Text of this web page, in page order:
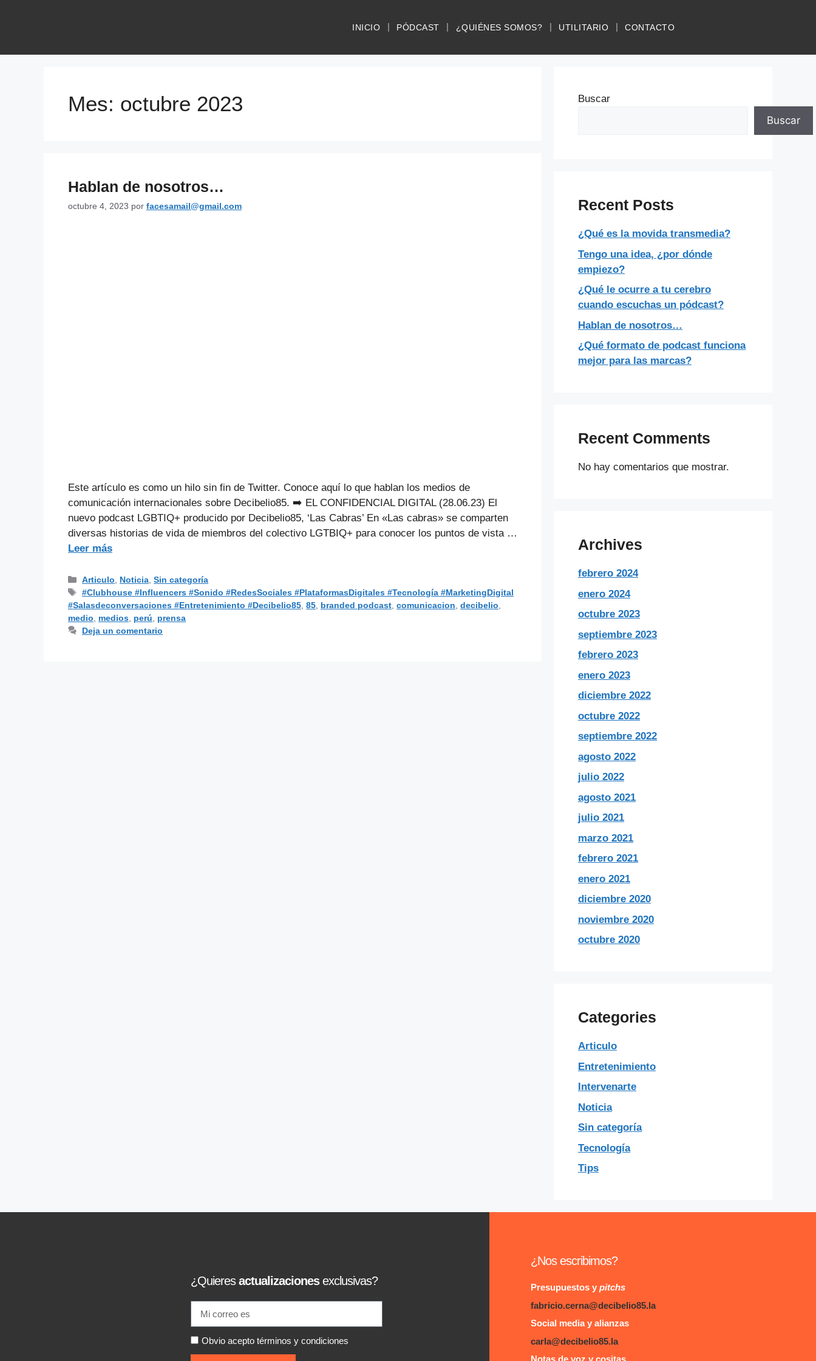
INICIO PÓDCAST ¿QUIÉNES SOMOS? UTILITARIO CONTACTO
Mes: octubre 2023
Hablan de nosotros…
octubre 4, 2023 por facesamail@gmail.com
Este artículo es como un hilo sin fin de Twitter. Conoce aquí lo que hablan los medios de
comunicación internacionales sobre Decibelio85. ➡️ EL CONFIDENCIAL DIGITAL (28.06.23) El
nuevo podcast LGBTIQ+ producido por Decibelio85, ‘Las Cabras’ En «Las cabras» se comparten
diversas historias de vida de miembros del colectivo LGTBIQ+ para conocer los puntos de vista …
Leer más
Articulo Noticia ,Sin categoría
#Clubhouse #Influencers #Sonido #RedesSociales #PlataformasDigitales #Tecnología #MarketingDigital
#Salasdeconversaciones #Entretenimiento #Decibelio85 85 branded podcast comunicacion decibelio
medio
medios perú
prensa
Deja un comentario
Buscar
Buscar
Recent Posts
¿Qué es la movida transmedia?
Tengo una idea, ¿por dónde
empiezo?
¿Qué le ocurre a tu cerebro
cuando escuchas un pódcast?
Hablan de nosotros…
¿Qué formato de podcast funciona
mejor para las marcas?
Recent Comments
No hay comentarios que mostrar.
Archives
febrero 2024
enero 2024
octubre 2023
septiembre 2023
febrero 2023
enero 2023
diciembre 2022
octubre 2022
septiembre 2022
agosto 2022
julio 2022
agosto 2021
julio 2021
marzo 2021
febrero 2021
enero 2021
diciembre 2020
noviembre 2020
octubre 2020
Categories
Articulo
Entretenimiento
Intervenarte
Noticia
Sin categoría
Tecnología
Tips
¿Quieresactualizacionesexclusivas?
Obvio acepto términos y condiciones
¿Nos escribimos?
Presupuestos ypitchs
fabricio.cerna@decibelio85.la
Social media y alianzas
carla@decibelio85.la
Notas de voz y cositas